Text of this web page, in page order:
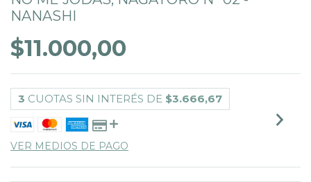
NANASHI
$11.000,00
3 CUOTAS SIN INTERÉS DE $3.666,67
VER MEDIOS DE PAGO